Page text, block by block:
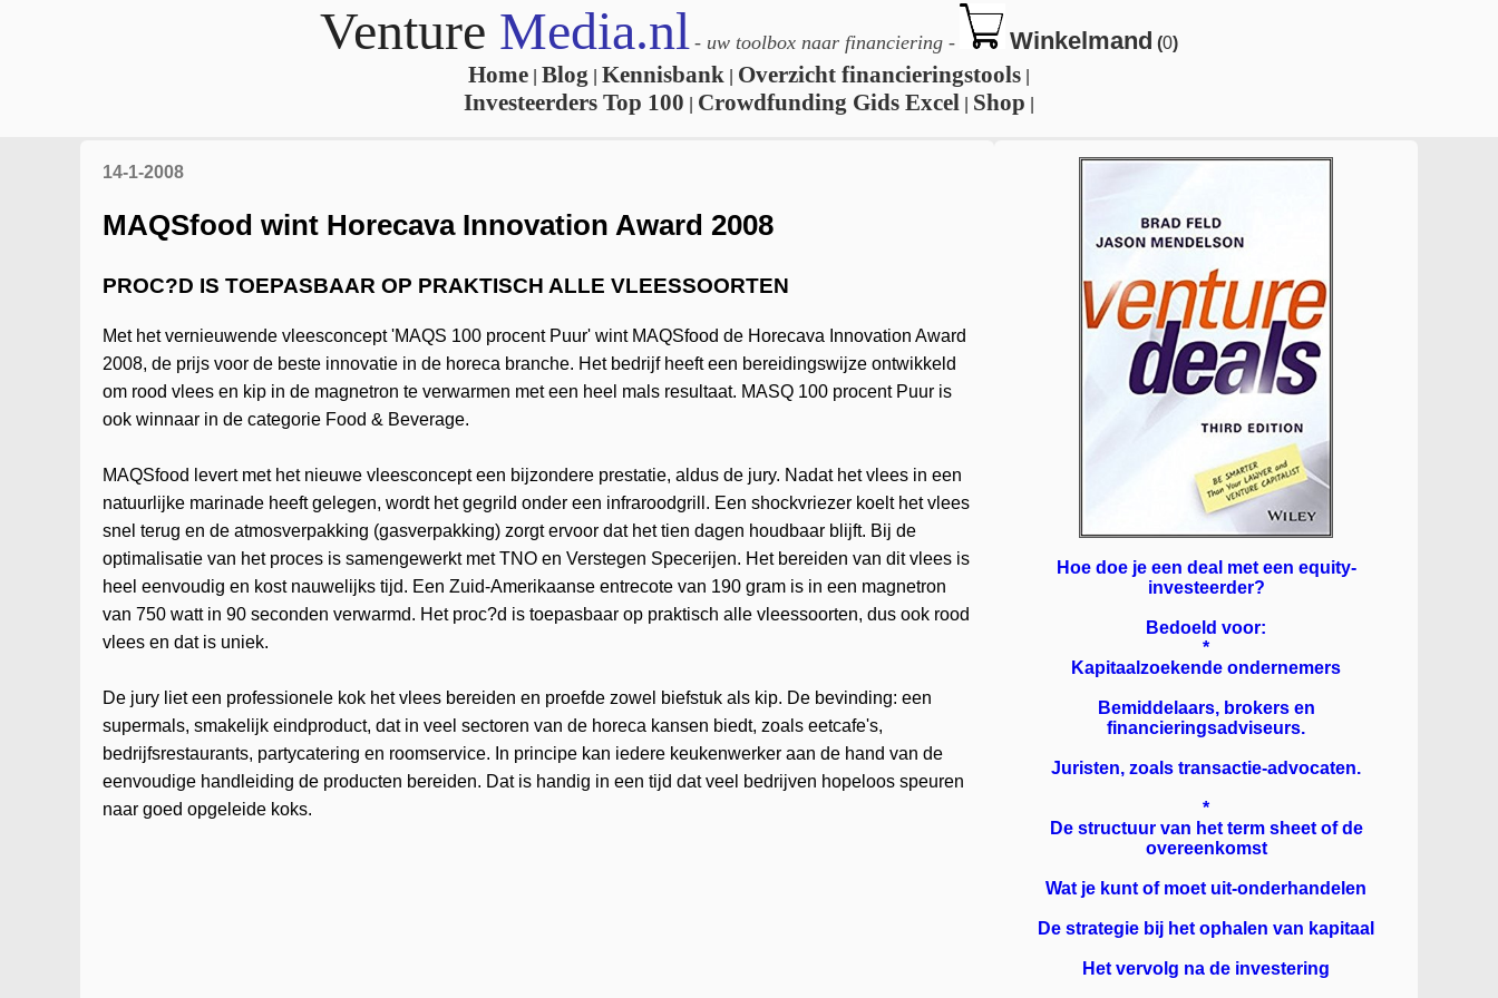
Venture Media.nl - uw toolbox naar financiering - Winkelmand (0)
Home Blog Kennisbank Overzicht financieringstools
Investeerders Top 100 Crowdfunding Gids Excel Shop
14-1-2008
MAQSfood wint Horecava Innovation Award 2008
PROC?D IS TOEPASBAAR OP PRAKTISCH ALLE VLEESSOORTEN
Met het vernieuwende vleesconcept 'MAQS 100 procent Puur' wint MAQSfood de Horecava Innovation Award
2008, de prijs voor de beste innovatie in de horeca branche. Het bedrijf heeft een bereidingswijze ontwikkeld
om rood vlees en kip in de magnetron te verwarmen met een heel mals resultaat. MASQ 100 procent Puur is
ook winnaar in de categorie Food & Beverage.
MAQSfood levert met het nieuwe vleesconcept een bijzondere prestatie, aldus de jury. Nadat het vlees in een
natuurlijke marinade heeft gelegen, wordt het gegrild onder een infraroodgrill. Een shockvriezer koelt het vlees
snel terug en de atmosverpakking (gasverpakking) zorgt ervoor dat het tien dagen houdbaar blijft. Bij de
optimalisatie van het proces is samengewerkt met TNO en Verstegen Specerijen. Het bereiden van dit vlees is
heel eenvoudig en kost nauwelijks tijd. Een Zuid-Amerikaanse entrecote van 190 gram is in een magnetron
van 750 watt in 90 seconden verwarmd. Het proc?d is toepasbaar op praktisch alle vleessoorten, dus ook rood
vlees en dat is uniek.
De jury liet een professionele kok het vlees bereiden en proefde zowel biefstuk als kip. De bevinding: een
supermals, smakelijk eindproduct, dat in veel sectoren van de horeca kansen biedt, zoals eetcafe's,
bedrijfsrestaurants, partycatering en roomservice. In principe kan iedere keukenwerker aan de hand van de
eenvoudige handleiding de producten bereiden. Dat is handig in een tijd dat veel bedrijven hopeloos speuren
naar goed opgeleide koks.
Hoe doe je een deal met een equity-
investeerder?
Bedoeld voor:
*
Kapitaalzoekende ondernemers
Bemiddelaars, brokers en
financieringsadviseurs.
Juristen, zoals transactie-advocaten.
*
De structuur van het term sheet of de
overeenkomst
Wat je kunt of moet uit-onderhandelen
De strategie bij het ophalen van kapitaal
Het vervolg na de investering